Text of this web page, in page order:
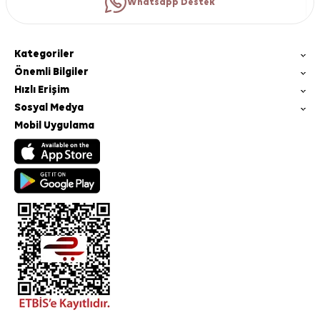
Whatsapp Destek
Kategoriler
Önemli Bilgiler
Hızlı Erişim
Sosyal Medya
Mobil Uygulama